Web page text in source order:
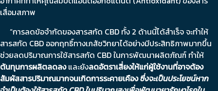
เสื่อมสภาพ
“การลดข้อจำกัดของสารสกัด CBD ทั้ง 2 ด้านนี้ได้สำเร็จ จะทำให้
สารสกัด CBD ออกฤทธิ์ทางเภสัชวิทยาได้อย่างมีประสิทธิภาพมากขึ้น
ช่วยลดปริมาณการใช้สารสกัด CBD ในการพัฒนาผลิตภัณฑ์ ทำให้
ต้นทุนการผลิตลดลงและยังลดอัตราเสี่ยงให้แก่ผู้ใช้งานที่อาจต้อง
สัมผัสสารปริมาณมากจนเกิดการระคายเคืองซึ่งจะเป็นประโยชน์หาก